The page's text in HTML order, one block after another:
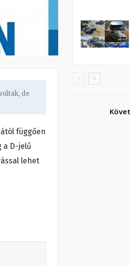
de
függően
a D-jelű
lehet